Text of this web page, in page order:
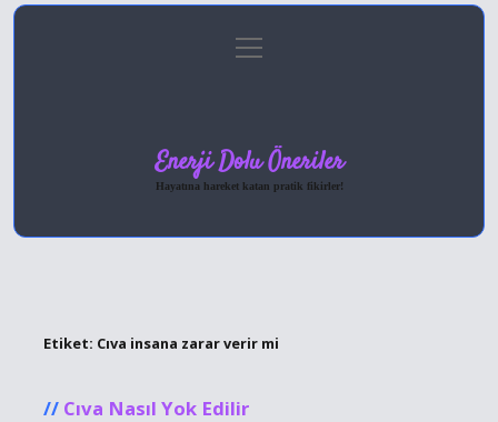
Gizlilik Politikası
menüyü
aç
Enerji Dolu Öneriler
Hayatına hareket katan pratik fikirler!
Etiket: Cıva insana zarar verir mi
Cıva Nasıl Yok Edilir